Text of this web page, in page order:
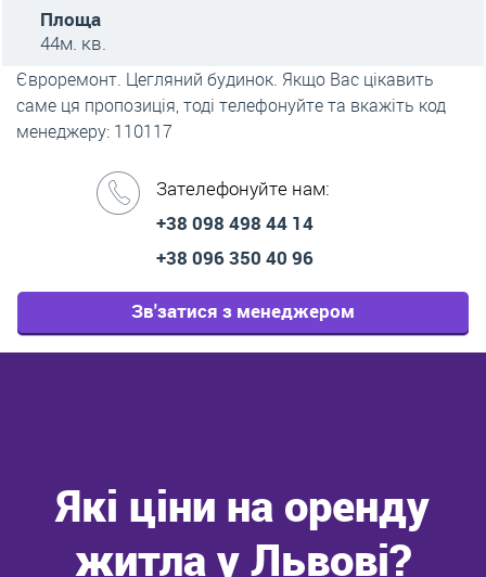
Площа
44м. кв.
Євроремонт. Цегляний будинок. Якщо Вас цікавить
саме ця пропозиція, тоді телефонуйте та вкажіть код
менеджеру: 110117
Зателефонуйте нам:
+38 098 498 44 14
+38 096 350 40 96
Зв'затися з менеджером
Які ціни на оренду
житла у Львові?